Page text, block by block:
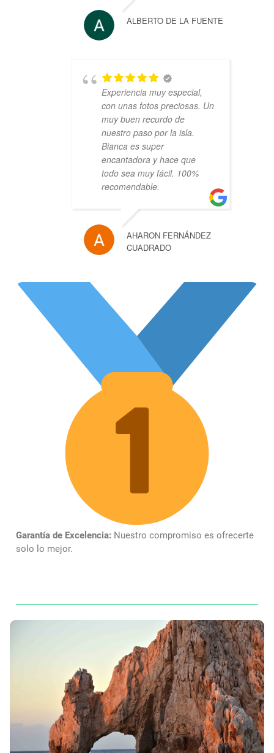
ALBERTO DE LA FUENTE
Experiencia muy especial,
con unas fotos preciosas. Un
muy buen recurdo de
nuestro paso por la isla.
Bianca es super
encantadora y hace que
todo sea muy fácil. 100%
recomendable.
AHARON FERNÁNDEZ
CUADRADO
Garantía de Excelencia: Nuestro compromiso es ofrecerte
solo lo mejor.